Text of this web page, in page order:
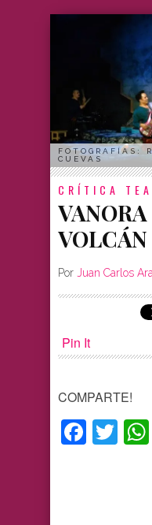
FOTOGRAFÍAS:
CUEVAS
CRÍTICA
Por Juan Carlos
Pin It
COMPARTE!